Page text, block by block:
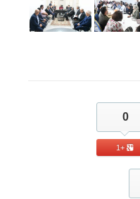
0
+1